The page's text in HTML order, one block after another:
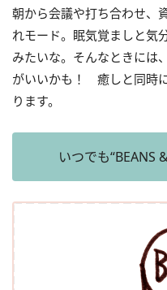
朝から会議や打ち合わせ、
れモード。眠気覚ましと気
みたいな。そんなときには
がいいかも！ 癒しと同時
ります。
いつでも“BEANS